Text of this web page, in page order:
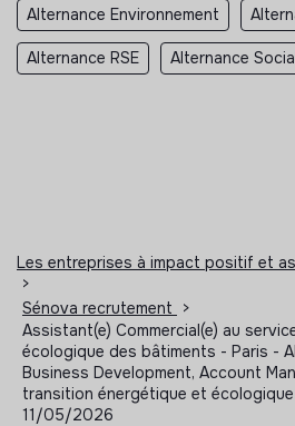
Alternance Environnement
Alternance RSE Alternance
Les entreprises à impact positif et
>
Sénova recrutement
>
Assistant(e) Commercial(e) au
écologique des bâtiments - Paris -
Business Development, Account
transition énergétique et écologique
11/05/2026